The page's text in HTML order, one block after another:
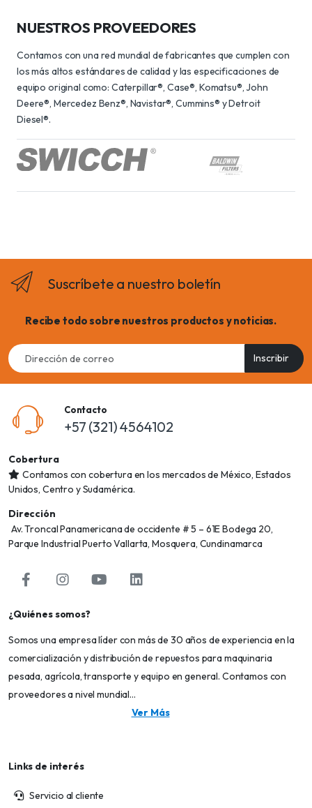
NUESTROS PROVEEDORES
Contamos con una red mundial de fabricantes que cumplen con
los más altos estándares de calidad y las especificaciones de
equipo original como: Caterpillar®, Case®, Komatsu®, John
Deere®, Mercedez Benz®, Navistar®, Cummins® y Detroit
Diesel®.
Suscríbete a nuestro boletín
Recibe todo sobre nuestros productos y noticias.
Email
address
Inscribir
Contacto
+57 (321) 4564102
Cobertura
Contamos con cobertura en los mercados de México, Estados
Unidos, Centro y Sudamérica.
Dirección
Av. Troncal Panamericana de occidente # 5 – 61E Bodega 20,
Parque Industrial Puerto Vallarta, Mosquera, Cundinamarca
¿Quiénes somos?
Somos una empresa líder con más de 30 años de experiencia en la
comercialización y distribución de repuestos para maquinaria
pesada, agrícola, transporte y equipo en general. Contamos con
proveedores a nivel mundial...
Ver Más
Links de interés
Servicio al cliente